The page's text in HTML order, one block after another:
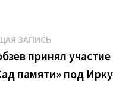
ЗАПИСЬ
запись:
принял
памяти» под